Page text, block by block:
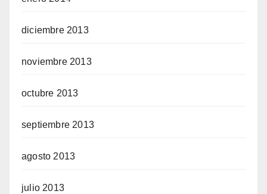
diciembre 2013
noviembre 2013
octubre 2013
septiembre 2013
agosto 2013
julio 2013